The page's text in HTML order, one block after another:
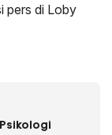
pers di Loby